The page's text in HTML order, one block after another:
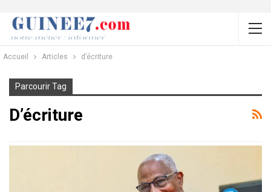
Accueil Articles d’écriture
Parcourir Tag
D’écriture